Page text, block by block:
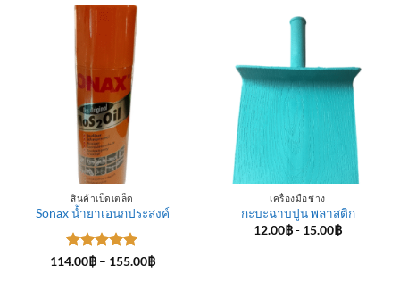
สินค้าเบ็ดเตล็ด
Sonax น้ำยาเอนกประสงค์
ให้คะแนน
114.00฿ – 155.00฿Price
เครื่องมือช่าง
กะบะฉาบปูน พลาสติก
12.00฿- 15.00฿